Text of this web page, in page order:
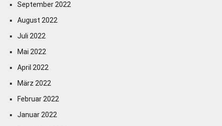
September 2022
August 2022
Juli 2022
Mai 2022
April 2022
März 2022
Februar 2022
Januar 2022